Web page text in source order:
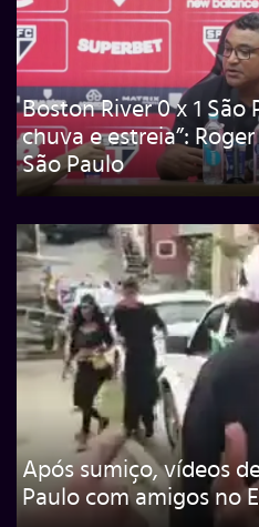
Boston River 0 x 1 São
chuva e estreia”:
São Paulo
Após sumiço, vídeos
Paulo com amigos no